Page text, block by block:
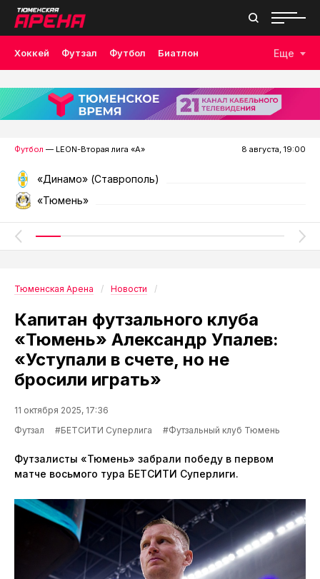
Хоккей Футзал Футбол Биатлон
Лыжные гонки Волейбол Плавание Дзюдо
Скалолазание Велоспорт Бокс
Еще
Футбол — LEON-Вторая лига «А» 8 августа, 19:00
«Динамо» (Ставрополь)
«Тюмень»
Тюменская Арена Новости
Капитан футзального клуба
«Тюмень» Александр Упалев:
«Уступали в счете, но не
бросили играть»
11 октября 2025, 17:36
Футзал
#БЕТСИТИ Суперлига #Футзальный клуб Тюмень
Футзалисты «Тюмень» забрали победу в первом
матче восьмого тура БЕТСИТИ Суперлиги.